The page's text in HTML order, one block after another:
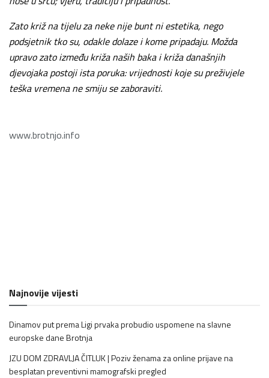
Zato križ na tijelu za neke nije bunt ni estetika, nego
podsjetnik tko su, odakle dolaze i kome pripadaju. Možda
upravo zato između križa naših baka i križa današnjih
djevojaka postoji ista poruka: vrijednosti koje su preživjele
teška vremena ne smiju se zaboraviti.
www.brotnjo.info
Najnovije vijesti
Dinamov put prema Ligi prvaka probudio uspomene na slavne
europske dane Brotnja
JZU DOM ZDRAVLJA ČITLUK | Poziv ženama za online prijave na
besplatan preventivni mamografski pregled